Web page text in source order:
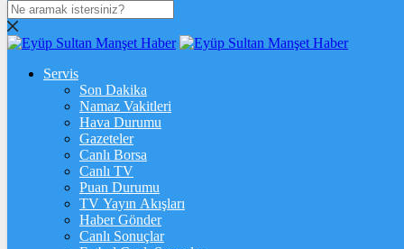
DOLAR
47,7073$% 0.17
EURO
% 0
STERLİN
% 0.07
GRAM ALTIN
%1,52
Servis
Son Dakika
Namaz Vakitleri
Hava Durumu
Gazeteler
Canlı Borsa
Canlı TV
Puan Durumu
TV Yayın Akışları
Haber Gönder
Canlı Sonuçlar